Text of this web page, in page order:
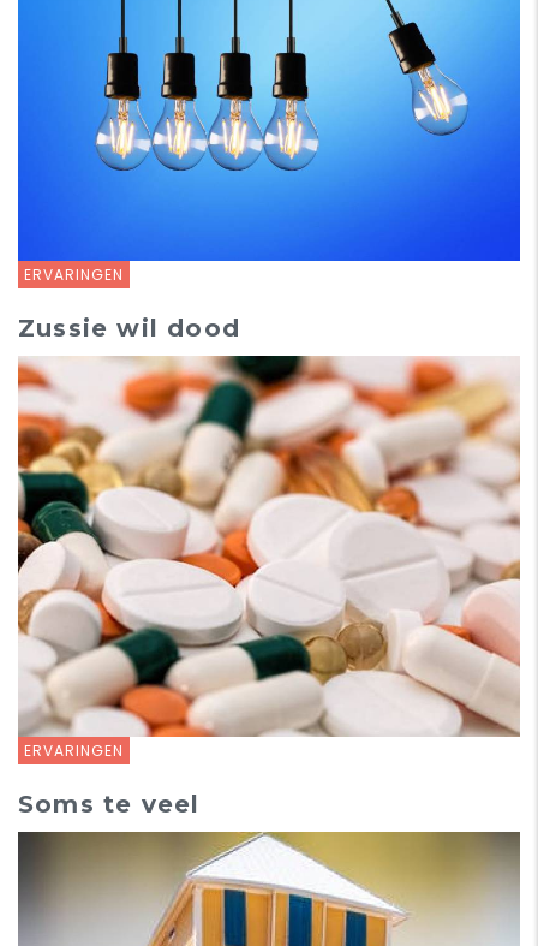
ERVARINGEN
ERVARINGEN
Zussie wil dood
Soms te veel